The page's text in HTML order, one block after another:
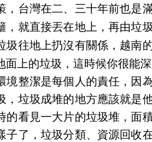
，台灣在二、三十年前也是
，就直接丟在地上，再由垃
圾往地上扔沒有關係，越南
面上的垃圾，這時候你很能
境整潔是每個人的責任，因
，垃圾成堆的地方應該就是
的看見一大片的垃圾堆，面
子了，垃圾分類、資源回收